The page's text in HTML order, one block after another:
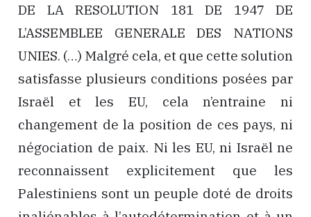
DE LA RESOLUTION 181 DE 1947 DE
L’ASSEMBLEE GENERALE DES NATIONS
UNIES. (…) Malgré cela, et que cette solution
satisfasse plusieurs conditions posées par
Israël et les EU, cela n’entraine ni
changement de la position de ces pays, ni
négociation de paix. Ni les EU, ni Israël ne
reconnaissent explicitement que les
Palestiniens sont un peuple doté de droits